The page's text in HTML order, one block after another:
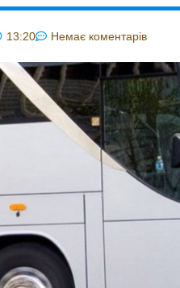
13:20 Немає коментарів